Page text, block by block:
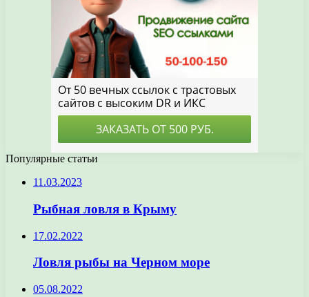
Популярные статьи
11.03.2023
Рыбная ловля в Крыму
17.02.2022
Ловля рыбы на Черном море
05.08.2022